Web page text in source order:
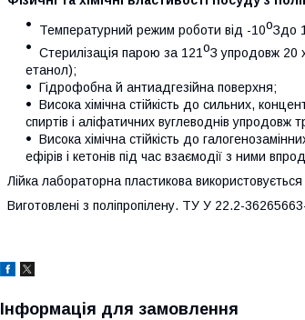
Температурний режим роботи від -10оЗдо
Стерилізація парою за 121оЗ упродовж 20
етанол);
Гідрофобна й антиадгезійна поверхня;
Висока хімічна стійкість до сильних,
спиртів і аліфатичних вуглеводнів упродовж
Висока хімічна стійкість до
ефірів і кетонів під час взаємодії з ними
Лійка лабораторна пластикова
Виготовлені з поліпропілену. ТУ У 22.2-
Інформація для замовлення